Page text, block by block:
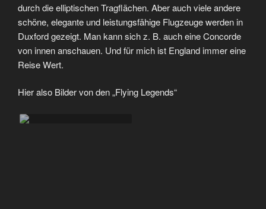
durch die elliptischen Tragflächen. Aber auch viele andere
schöne, elegante und leistungsfähige Flugzeuge werden in
Duxford gezeigt. Man kann sich z. B. auch eine Concorde
von innen anschauen. Und für mich ist England immer eine
Reise Wert.
Hier also Bilder von ‌den „Flying Legends“